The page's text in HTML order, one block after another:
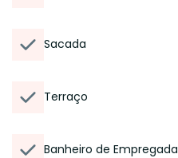
Sacada
Terraço
Banheiro de Empregada